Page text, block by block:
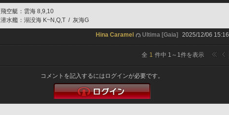
飛空艇：雲海 8,9,10
潜水艦：溺没海 K~N,Q,T  /  灰海G
Hina Caramel Ultima [Gaia] 2025/12/06 15:16
全 1 件中 1 ～ 1件を表示
コメントを記入するにはログインが必要です。